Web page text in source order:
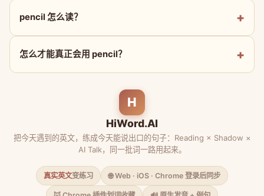
pencil 怎么读？
怎么才能真正会用 pencil？
H
HiWord.AI
把今天遇到的英文，练成今天能说出口的句子：Reading × Shadow ×
AI Talk，同一批词一路用起来。
真实英文变练习 🌐 Web · iOS · Chrome 登录后同步